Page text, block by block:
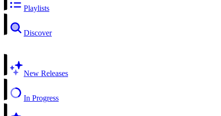
Playlists
Discover
New Releases
In Progress